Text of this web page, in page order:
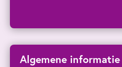
Algemene